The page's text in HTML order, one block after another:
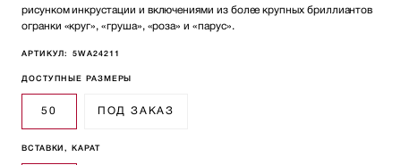
рисунком инкрустации и включениями из более крупных бриллиантов
огранки «круг», «груша», «роза» и «парус».
АРТИКУЛ: 5WA24211
ДОСТУПНЫЕ РАЗМЕРЫ
50 ПОД ЗАКАЗ
ВСТАВКИ, КАРАТ